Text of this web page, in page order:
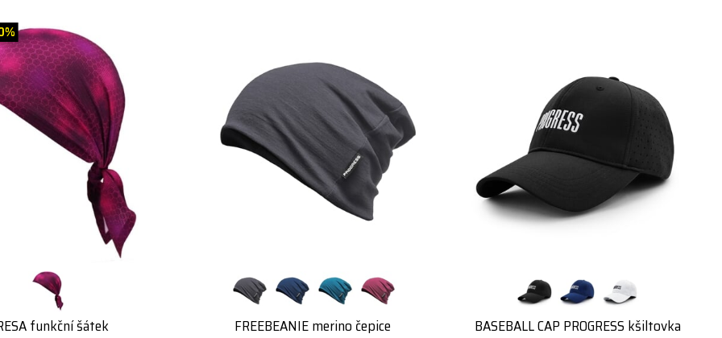
funkční šátek FREEBEANIE merino čepice BASEBALL CAP PROGRESS kšiltovka